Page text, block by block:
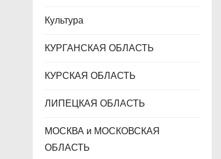
Культура
КУРГАНСКАЯ ОБЛАСТЬ
КУРСКАЯ ОБЛАСТЬ
ЛИПЕЦКАЯ ОБЛАСТЬ
МОСКВА и МОСКОВСКАЯ
ОБЛАСТЬ